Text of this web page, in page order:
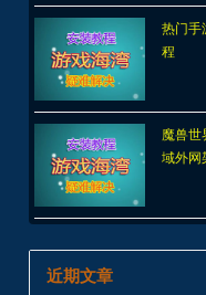
热门手
程
魔兽世
域外网
近期文章